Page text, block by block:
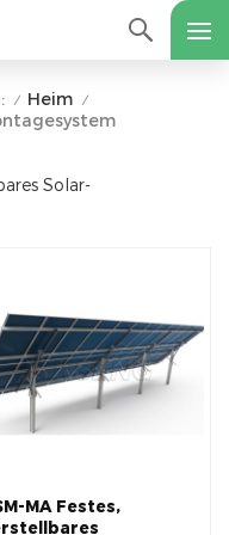
/ Heim /
Solar-
MA Festes,